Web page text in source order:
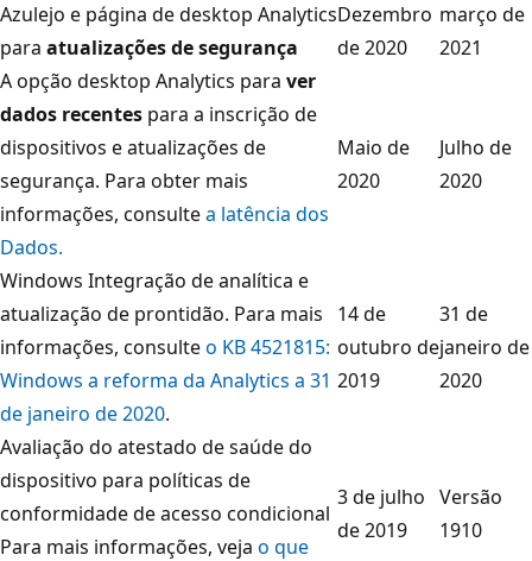
Azulejo e página de desktop Analytics
para atualizações de segurança
Dezembro
de 2020
março de
2021
A opção desktop Analytics para ver
dados recentes para a inscrição de
dispositivos e atualizações de
segurança. Para obter mais
informações, consultea latência dos
Dados.
Maio de
2020
Julho de
2020
Windows Integração de analítica e
atualização de prontidão. Para mais
informações, consulteo KB 4521815:
Windows a reforma da Analytics a 31
de janeiro de 2020.
14 de
outubro de
2019
31 de
janeiro de
2020
Avaliação do atestado de saúde do
dispositivo para políticas de
conformidade de acesso condicional
Para mais informações, veja o que
3 de julho
de 2019
Versão
1910